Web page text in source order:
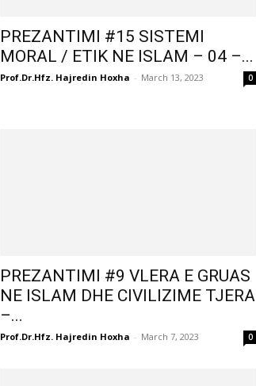
PREZANTIMI #15 SISTEMI
MORAL / ETIK NE ISLAM – 04 –...
Prof.Dr.Hfz. Hajredin Hoxha - March 13, 2023 0
PREZANTIMI #9 VLERA E GRUAS
NE ISLAM DHE CIVILIZIME TJERA
–...
Prof.Dr.Hfz. Hajredin Hoxha - March 7, 2023 0